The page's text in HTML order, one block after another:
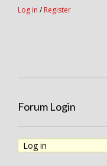
Log in / Register
Forum Login
Log in